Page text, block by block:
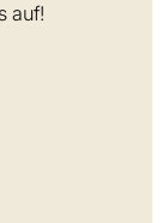
auf!